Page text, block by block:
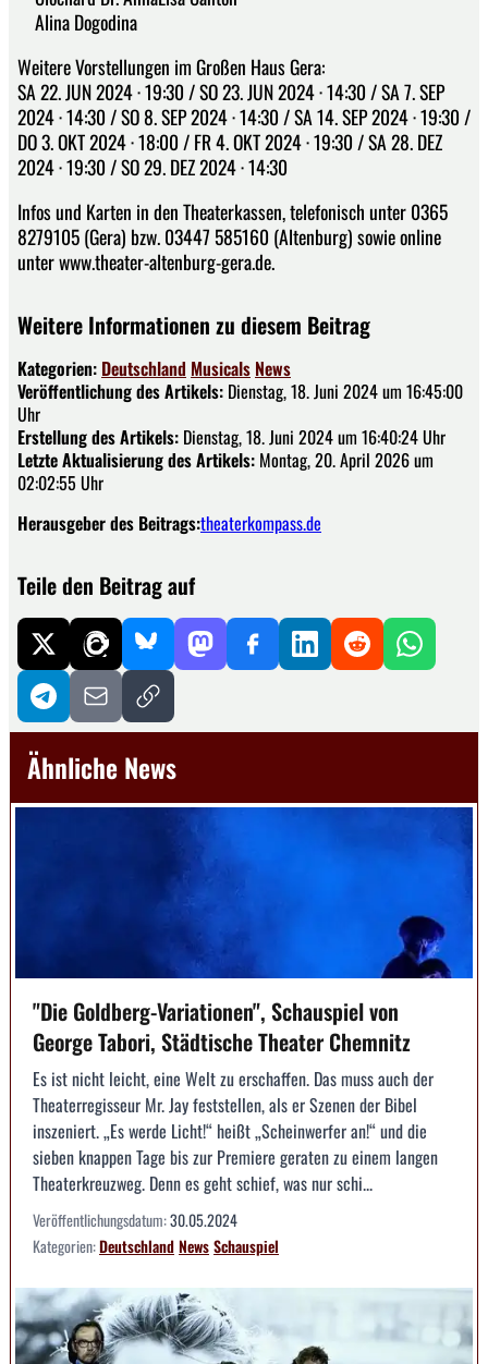
Alina Dogodina
Weitere Vorstellungen im Großen Haus Gera:
SA 22. JUN 2024 · 19:30 / SO 23. JUN 2024 · 14:30 / SA 7. SEP
2024 · 14:30 / SO 8. SEP 2024 · 14:30 / SA 14. SEP 2024 · 19:30 /
DO 3. OKT 2024 · 18:00 / FR 4. OKT 2024 · 19:30 / SA 28. DEZ
2024 · 19:30 / SO 29. DEZ 2024 · 14:30
Infos und Karten in den Theaterkassen, telefonisch unter 0365
8279105 (Gera) bzw. 03447 585160 (Altenburg) sowie online
unter www.theater-altenburg-gera.de.
Weitere Informationen zu diesem Beitrag
Kategorien: Deutschland Musicals News
Veröffentlichung des Artikels: Dienstag, 18. Juni 2024 um 16:45:00
Uhr
Erstellung des Artikels: Dienstag, 18. Juni 2024 um 16:40:24 Uhr
Letzte Aktualisierung des Artikels: Montag, 20. April 2026 um
02:02:55 Uhr
Herausgeber des Beitrags:theaterkompass.de
Teile den Beitrag auf
Ähnliche News
"Die Goldberg-Variationen", Schauspiel von
George Tabori, Städtische Theater Chemnitz
Es ist nicht leicht, eine Welt zu erschaffen. Das muss auch der
Theaterregisseur Mr. Jay feststellen, als er Szenen der Bibel
inszeniert. „Es werde Licht!“ heißt „Scheinwerfer an!“ und die
sieben knappen Tage bis zur Premiere geraten zu einem langen
Theaterkreuzweg. Denn es geht schief, was nur schi...
Veröffentlichungsdatum:30.05.2024
Kategorien:DeutschlandNewsSchauspiel